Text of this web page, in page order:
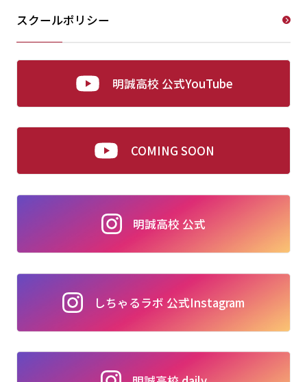
スクールポリシー
明誠高校 公式YouTube
COMING SOON
明誠高校 公式
しちゃるラボ 公式Instagram